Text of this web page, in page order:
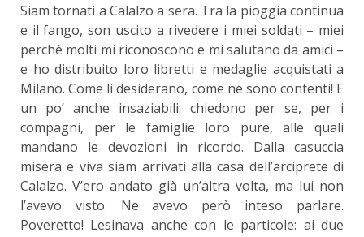
Siam tornati a Calalzo a sera. Tra la pioggia continua
e il fango, son uscito a rivedere i miei soldati – miei
perché molti mi riconoscono e mi salutano da amici –
e ho distribuito loro libretti e medaglie acquistati a
Milano. Come li desiderano, come ne sono contenti! E
un po’ anche insaziabili: chiedono per se, per i
compagni, per le famiglie loro pure, alle quali
mandano le devozioni in ricordo. Dalla casuccia
misera e viva siam arrivati alla casa dell’arciprete di
Calalzo. V’ero andato già un’altra volta, ma lui non
l’avevo visto. Ne avevo però inteso parlare.
Poveretto! Lesinava anche con le particole: ai due